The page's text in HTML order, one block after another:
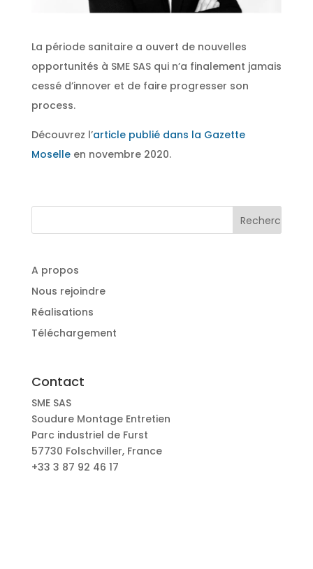
La période sanitaire a ouvert de nouvelles
opportunités à SME SAS qui n’a finalement jamais
cessé d’innover et de faire progresser son
process.
Découvrez l’article publié dans la Gazette
Moselleen novembre 2020.
A propos
Nous rejoindre
Réalisations
Téléchargement
Contact
SME SAS
Soudure Montage Entretien
Parc industriel de Furst
57730 Folschviller, France
+33 3 87 92 46 17